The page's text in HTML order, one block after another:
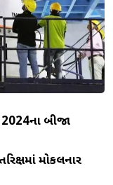
બીજા
મોકલનાર